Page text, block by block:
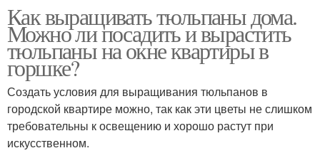
Как выращивать тюльпаны дома.
Можно ли посадить и вырастить
тюльпаны на окне квартиры в
горшке?
Создать условия для выращивания тюльпанов в
городской квартире можно, так как эти цветы не слишком
требовательны к освещению и хорошо растут при
искусственном.